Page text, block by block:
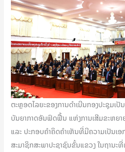
ຕະຫຼອດໄລຍະຂອງການດໍາເນີນກອງປະຊຸມເປັ
ບັນຍາກາດອັນຟົດຟື້ນ ແຫ່ງການເສີມຂະຫຍາ
ແລະ ປະກອບຄໍາຄິດຄໍາເຫັນທີ່ມີຄວາມເປັນເ
ສະມາຊິກສະພາປະຊາຊົນຂັ້ນແຂວງ ໃນຖານ